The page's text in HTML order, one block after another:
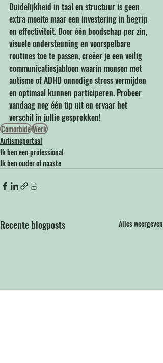
Duidelijkheid in taal en structuur is geen
extra moeite maar een investering in begrip
en effectiviteit. Door één boodschap per zin,
visuele ondersteuning en voorspelbare
routines toe te passen, creëer je een veilig
communicatiesjabloon waarin mensen met
autisme of ADHD onnodige stress vermijden
en optimaal kunnen participeren. Probeer
vandaag nog één tip uit en ervaar het
verschil in jullie gesprekken!
ComorbideWerk
Autismeportaal
Ik ben een professional
Ik ben ouder of naaste
Recente blogposts Alles weergeven